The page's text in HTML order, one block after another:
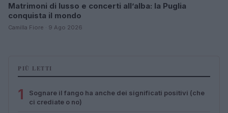
Matrimoni di lusso e concerti all’alba: la Puglia
conquista il mondo
Camilla Fiore · 9 Ago 2026
PIÙ LETTI
1
Sognare il fango ha anche dei significati positivi (che
ci crediate o no)